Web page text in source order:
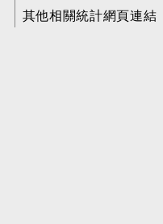
其他相關統計網頁連結